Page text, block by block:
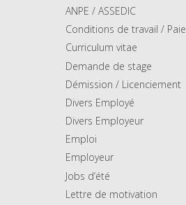
ANPE / ASSEDIC
Conditions de travail / Paie
Curriculum vitae
Demande de stage
Démission / Licenciement
Divers Employé
Divers Employeur
Emploi
Employeur
Jobs d’été
Lettre de motivation